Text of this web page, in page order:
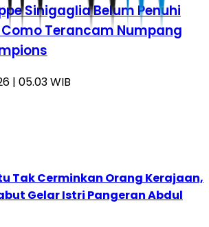
Sinigaglia Belum Penuhi
Como Terancam Numpang
| 05.03 WIB
Tak Cerminkan Orang Kerajaan,
Gelar Istri Pangeran Abdul